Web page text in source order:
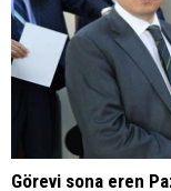
Görevi sona eren